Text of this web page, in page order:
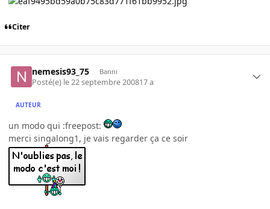
Citer
nemesis93_75 Banni
Posté(e) le 22 septembre 200817 a
AUTEUR
un modo qui :freepost:
merci singalong1, je vais regarder ça ce soir